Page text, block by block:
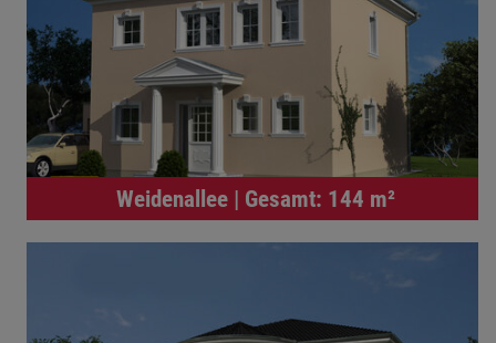
Weidenallee | Gesamt: 144 m²